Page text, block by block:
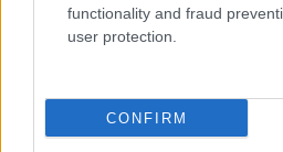
functionality and fraud
user protection.
CONFIRM
Το τραγικό στην όλη
νοσοκομείοΘεαγένειο
Είναι τραγικό όπως και